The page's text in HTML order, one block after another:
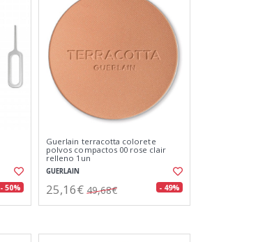
- 50%
Guerlain terracotta colorete
polvos compactos 00 rose clair
relleno 1un
GUERLAIN
25,16€ 49,68€ - 49%